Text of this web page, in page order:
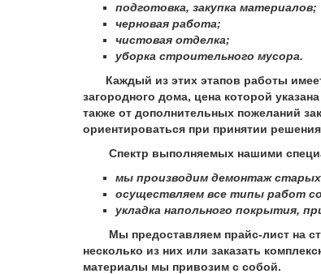
подготовка, закупка материалов;
черновая работа;
чистовая отделка;
уборка строительного мусора.
Каждый из этих этапов работы имеет
загородного дома, цена которой
также от дополнительных пожеланий
ориентироваться при принятии
Спектр выполняемых нашими
мы производим демонтаж
осуществляем все типы работ
укладка напольного покрытия,
Мы предоставляем прайс-лист на
несколько из них или заказать
материалы мы привозим с собой.